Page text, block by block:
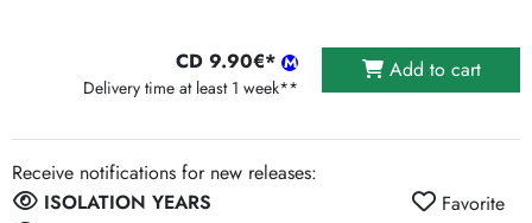
CD 9.90€*
Delivery time at least 1 week**
Add to cart
Receive notifications for new releases:
ISOLATION YEARS
Favorite